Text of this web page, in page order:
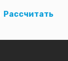
Рассчитать